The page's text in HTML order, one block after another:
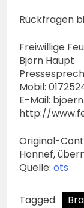
Rückfragen
Freiwillige
Björn Haupt
Mobil:
E-Mail:
http://
Original-
Honnef,
Quelle: ots
Tagged: